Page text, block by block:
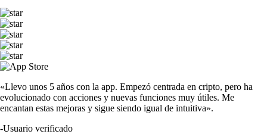
«Llevo unos 5 años con la app. Empezó centrada en cripto, pero ha
evolucionado con acciones y nuevas funciones muy útiles. Me
encantan estas mejoras y sigue siendo igual de intuitiva».
-Usuario verificado